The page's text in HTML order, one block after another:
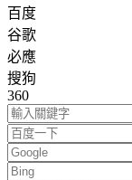
百度
谷歌
必應
搜狗
360